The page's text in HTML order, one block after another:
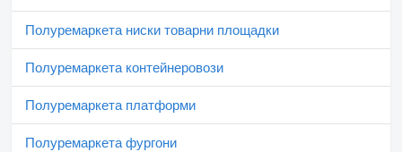
Полуремаркета ниски товарни площадки
Полуремаркета контейнеровози
Полуремаркета платформи
Полуремаркета фургони